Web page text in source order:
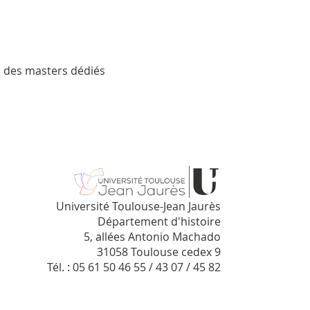
masters dédiés
Université Toulouse-Jean Jaurès
Département d'histoire
5, allées Antonio Machado
31058 Toulouse cedex 9
Tél. : 05 61 50 46 55 / 43 07 / 45 82